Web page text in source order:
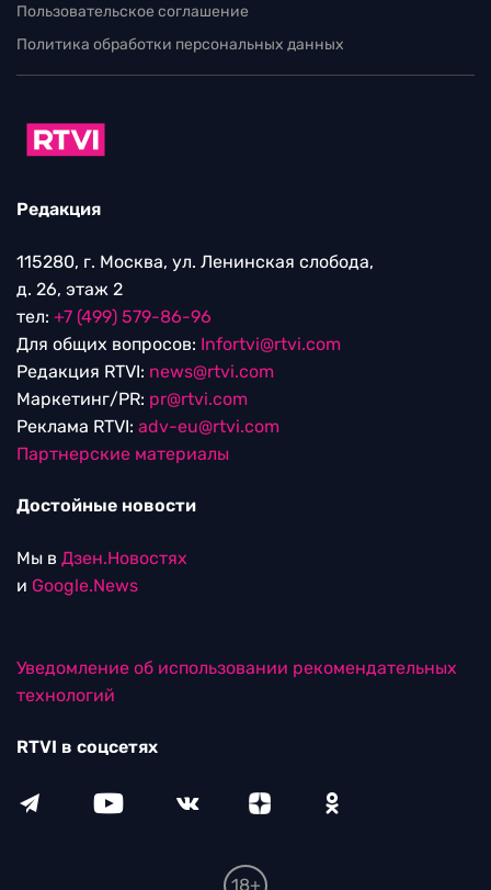
Пользовательское соглашение
Политика обработки персональных данных
Редакция
115280, г. Москва, ул. Ленинская слобода,
д. 26, этаж 2
тел: +7 (499) 579-86-96
Для общих вопросов: Infortvi@rtvi.com
Редакция RTVI: news@rtvi.com
Маркетинг/PR: pr@rtvi.com
Реклама RTVI: adv-eu@rtvi.com
Партнерские материалы
Достойные новости
Мы в Дзен.Новостях
и Google.News
Уведомление об использовании рекомендательных
технологий
RTVI в соцсетях
18+